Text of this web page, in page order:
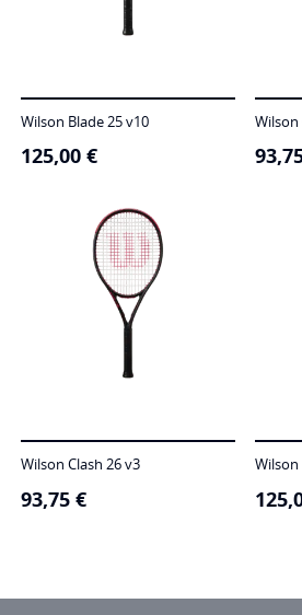
Wilson Blade 25 v10
125,00 €
Wilson
Wilson Clash 26 v3
93,75 €
Wilson